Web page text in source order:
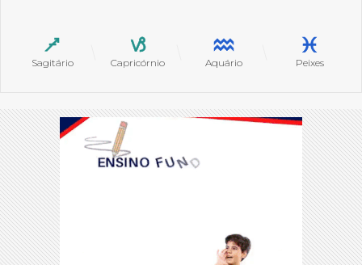
Sagitário Capricórnio Aquário Peixes